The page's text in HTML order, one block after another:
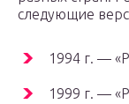
следующие
1994 г. —
1999 г. —